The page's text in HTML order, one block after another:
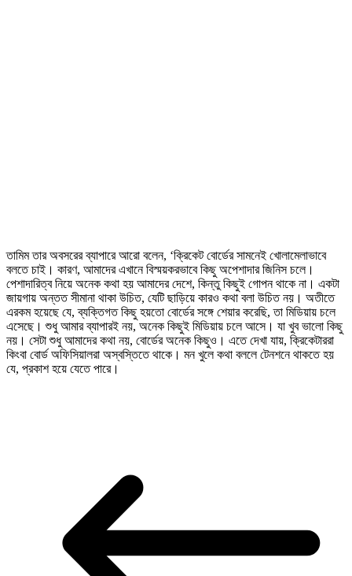
তামিম তার অবসরের ব্যাপারে আরো বলেন, ‘ক্রিকেট বোর্ডের সামনেই খোলামেলাভাবে
বলতে চাই। কারণ, আমাদের এখানে বিস্ময়করভাবে কিছু অপেশাদার জিনিস চলে।
পেশাদারিত্ব নিয়ে অনেক কথা হয় আমাদের দেশে, কিন্তু কিছুই গোপন থাকে না। একটা
জায়গায় অন্তত সীমানা থাকা উচিত, যেটি ছাড়িয়ে কারও কথা বলা উচিত নয়। অতীতে
এরকম হয়েছে যে, ব্যক্তিগত কিছু হয়তো বোর্ডের সঙ্গে শেয়ার করেছি, তা মিডিয়ায় চলে
এসেছে। শুধু আমার ব্যাপারই নয়, অনেক কিছুই মিডিয়ায় চলে আসে। যা খুব ভালো কিছু
নয়। সেটা শুধু আমাদের কথা নয়, বোর্ডের অনেক কিছুও। এতে দেখা যায়, ক্রিকেটাররা
কিংবা বোর্ড অফিসিয়ালরা অস্বস্তিতে থাকে। মন খুলে কথা বললে টেনশনে থাকতে হয়
যে, প্রকাশ হয়ে যেতে পারে।